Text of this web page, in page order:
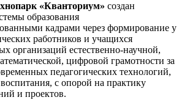
«Кванториум» создан
образования
кадрами через формирование у
работников и учащихся
организаций естественно-научной,
цифровой грамотности за
педагогических технологий,
с опорой на практику
и проектов.